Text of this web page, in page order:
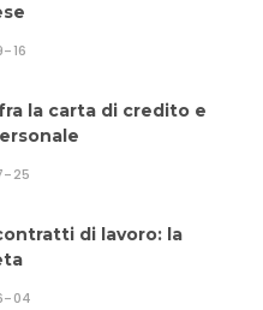
16
la carta di credito e
25
di lavoro: la
04